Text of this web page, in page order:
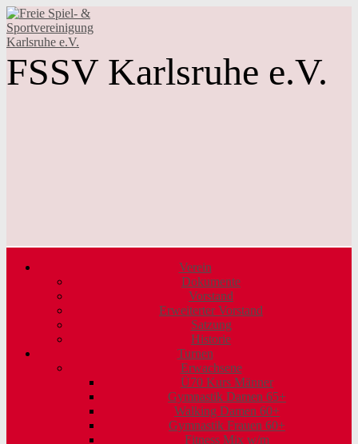
FSSV Karlsruhe e.V.
Verein
Dokumente
Vorstand
Erweiterter Vorstand
Satzung
Historie
Turnen
Erwachsene
Ü70 Kurs Männer
Gymnastik Damen 65+
Walking Damen 60+
Gymnastik Frauen 60+
Fitness Mix w/m